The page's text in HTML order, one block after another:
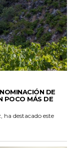
DE
POCO MÁS DE
ha destacado este